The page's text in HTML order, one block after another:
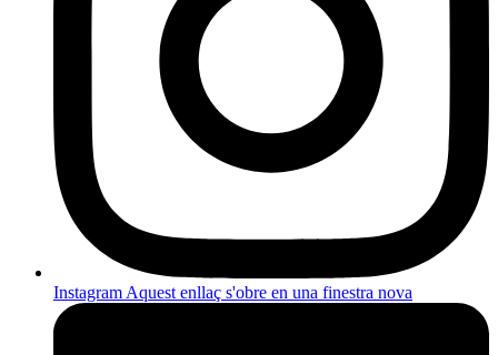
Instagram Aquest enllaç s'obre en una finestra nova